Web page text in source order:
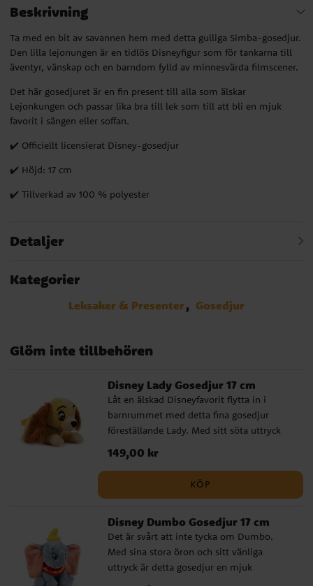
Beskrivning
Ta med en bit av savannen hem med detta gulliga Simba-gosedjur.
Den lilla lejonungen är en tidlös Disneyfigur som för tankarna till
äventyr, vänskap och en barndom fylld av minnesvärda filmscener.
Det här gosedjuret är en fin present till alla som älskar
Lejonkungen och passar lika bra till lek som till att bli en mjuk
favorit i sängen eller soffan.
✔️ Officiellt licensierat Disney-gosedjur
✔️ Höjd: 17 cm
✔️ Tillverkad av 100 % polyester
Detaljer
Kategorier
Leksaker & Presenter Gosedjur
Glöm inte tillbehören
Disney Lady Gosedjur 17 cm
Låt en älskad Disneyfavorit flytta in i
barnrummet med detta fina gosedjur
föreställande Lady. Med sitt söta uttryck
och klassiska utseende blir hon snabbt en
mysig vän att krama om, leka med eller
ställa fram som en fin detalj. Det här
gosedjuret passar perfekt som present till
med hjärta. En charmig figur som väcker
varm nostalgi hos både stora och små. ✔️
Officiellt licensierat Disney-gosedjur ✔️
Höjd: 17 cm ✔️ Tillverkad av 100 %
Pris:149,00 kr
149,00 kr
KÖP
Disney Dumbo Gosedjur 17 cm
Det är svårt att inte tycka om Dumbo.
Med sina stora öron och sitt vänliga
uttryck är detta gosedjur en mjuk
påminnelse om en av Disneys mest